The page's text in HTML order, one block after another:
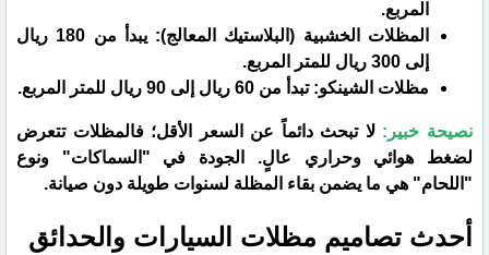
المربع.
​المظلات الخشبية (البلاستيك المعالج): يبدأ من 180 ريال
إلى 300 ريال للمتر المربع.
​مظلات الشينكو: تبدأ من 60 ريال إلى 90 ريال للمتر المربع.
​نصيحة خبير: لا تبحث دائماً عن السعر الأقل؛ فالمظلات تتعرض
لضغط هوائي وحراري عالٍ. الجودة في "السماكات" ونوع
"اللحام" هي ما يضمن بقاء المظلة لسنوات طويلة دون صيانة.
​أحدث تصاميم مظلات السيارات والحدائق